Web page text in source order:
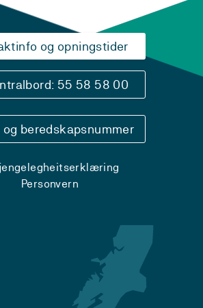
og opningstider
55 58 58 00
og beredskapsnummer
Personvern